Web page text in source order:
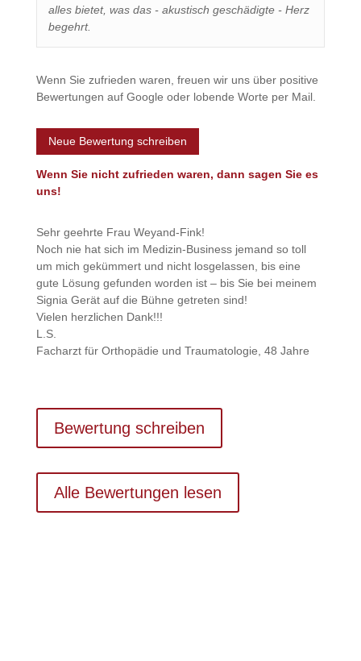
alles bietet, was das - akustisch geschädigte - Herz
begehrt.
Wenn Sie zufrieden waren, freuen wir uns über positive
Bewertungen auf Google oder lobende Worte per Mail.
Neue Bewertung schreiben
Wenn Sie nicht zufrieden waren, dann sagen Sie es
uns!
Sehr geehrte Frau Weyand-Fink!
Noch nie hat sich im Medizin-Business jemand so toll
um mich gekümmert und nicht losgelassen, bis eine
gute Lösung gefunden worden ist – bis Sie bei meinem
Signia Gerät auf die Bühne getreten sind!
Vielen herzlichen Dank!!!
L.S.
Facharzt für Orthopädie und Traumatologie, 48 Jahre
Bewertung schreiben
Alle Bewertungen lesen